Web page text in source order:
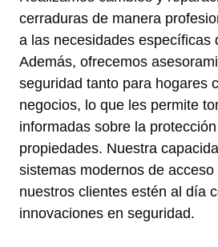
cerraduras de manera
a las necesidades específicas
Además, ofrecemos
seguridad tanto para hogares
negocios, lo que les permite
informadas sobre la
propiedades. Nuestra
sistemas modernos de
nuestros clientes estén al día
innovaciones en seguridad.